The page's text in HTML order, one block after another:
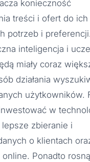
konieczność
treści i ofert do ich
potrzeb i preferencji.
inteligencja i
miały coraz
działania
użytkowników.
w
zbieranie i
o klientach
Ponadto